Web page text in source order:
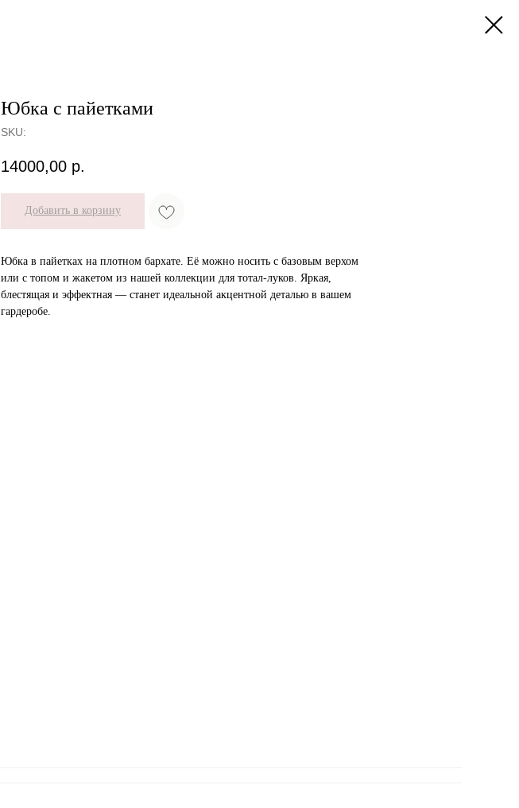
Юбка с пайетками
SKU:
14000,00 р.
Добавить в корзину
Юбка в пайетках на плотном бархате. Её можно носить с базовым верхом
или с топом и жакетом из нашей коллекции для тотал-луков. Яркая,
блестящая и эффектная — станет идеальной акцентной деталью в вашем
гардеробе.